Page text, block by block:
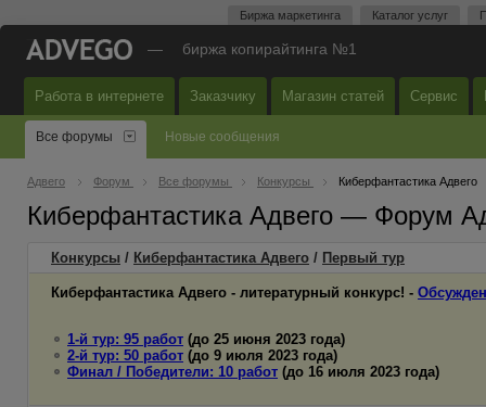
Биржа маркетинга Каталог услуг
— биржа копирайтинга №1
Работа в интернете Заказчику Магазин статей Сервис
Все форумы Новые сообщения
Адвего Форум Все форумы Конкурсы Киберфантастика Адвего
Киберфантастика Адвего — Форум
Конкурсы / Киберфантастика Адвего / Первый тур
Киберфантастика Адвего - литературный конкурс! -
1-й тур: 95 работ (до 25 июня 2023 года)
2-й тур: 50 работ (до 9 июля 2023 года)
Финал / Победители: 10 работ (до 16 июля 2023 года)